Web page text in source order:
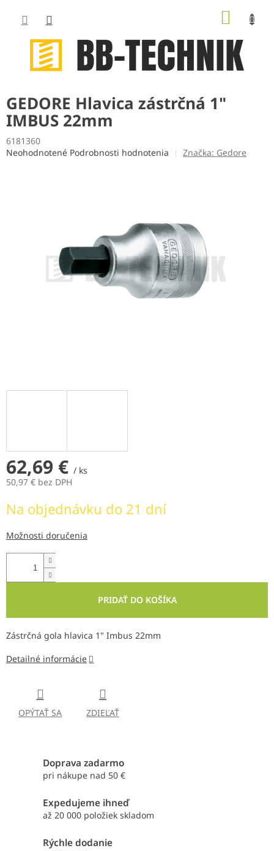
obsah
GEDORE Hlavica zástrčná 1"
IMBUS 22mm
6181360
Priemerné
Neohodnotené Podrobnosti hodnotenia Značka: Gedore
62,69 € / ks
50,97 € bez DPH
cena:
Na objednávku do 21 dní
Možnosti doručenia
PRIDAŤ DO KOŠÍKA
Zástrčná gola hlavica 1" Imbus 22mm
Detailné informácie
OPÝTAŤ SA ZDIEĽAŤ
Doprava zadarmo
pri nákupe nad 50 €
Expedujeme ihneď
až 20 000 položiek skladom
Rýchle dodanie